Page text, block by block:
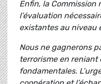
Enfin, la Commission
l’évaluation
existantes au niveau
Nous ne gagnerons
terrorisme en reniant
fondamentales.